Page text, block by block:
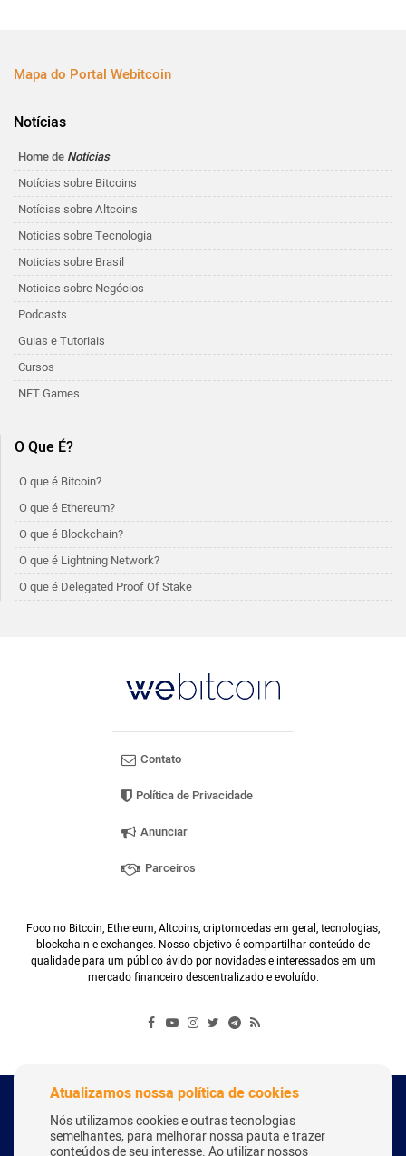
Mapa do Portal Webitcoin
Notícias
Home de Notícias
Notícias sobre Bitcoins
Notícias sobre Altcoins
Noticias sobre Tecnologia
Noticias sobre Brasil
Noticias sobre Negócios
Podcasts
Guias e Tutoriais
Cursos
NFT Games
O Que É?
O que é Bitcoin?
O que é Ethereum?
O que é Blockchain?
O que é Lightning Network?
O que é Delegated Proof Of Stake
Contato
Política de Privacidade
Anunciar
Parceiros
Foco no Bitcoin, Ethereum, Altcoins, criptomoedas em geral, tecnologias,
blockchain e exchanges. Nosso objetivo é compartilhar conteúdo de
qualidade para um público ávido por novidades e interessados em um
mercado financeiro descentralizado e evoluído.
Copyright Webitcoin 2018 - Todos os Direitos Reservados
Atualizamos nossa política de cookies
Nós utilizamos cookies e outras tecnologias
semelhantes, para melhorar nossa pauta e trazer
conteúdos de seu interesse. Ao utilizar nossos